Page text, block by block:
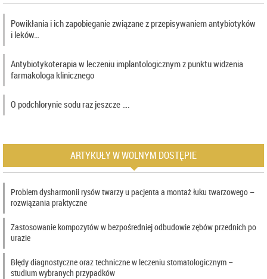
Powikłania i ich zapobieganie związane z przepisywaniem antybiotyków
i leków…
Antybiotykoterapia w leczeniu implantologicznym z punktu widzenia
farmakologa klinicznego
O podchlorynie sodu raz jeszcze ….
ARTYKUŁY W WOLNYM DOSTĘPIE
Problem dysharmonii rysów twarzy u pacjenta a montaż łuku twarzowego –
rozwiązania praktyczne
Zastosowanie kompozytów w bezpośredniej odbudowie zębów przednich po
urazie
Błędy diagnostyczne oraz techniczne w leczeniu stomatologicznym –
studium wybranych przypadków